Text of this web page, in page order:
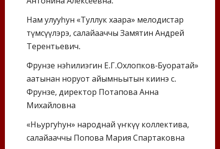
Нам улууһун «Туллук хаара» мелодистар
түмсүүлэрэ, салайааччы Замятин Андрей
Терентьевич.
Фрунзе нэһилиэгин Е.Г.Охлопков-Буоратай»
аатынан норуот айымньытын киинэ с.
Фрунзе, директор Потапова Анна
Михайловна
«Ньургуһун» народнай үҥкүү коллектива,
салайааччы Попова Мария Спартаковна